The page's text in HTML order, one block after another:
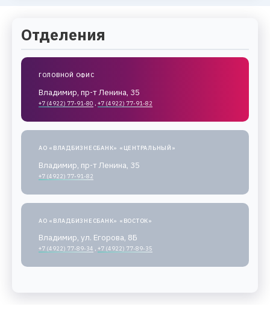
Отделения
ГОЛОВНОЙ ОФИС
Владимир, пр-т Ленина, 35
+7 (4922) 77-91-80 , +7 (4922) 77-91-82
АО «ВЛАДБИЗНЕСБАНК» «ЦЕНТРАЛЬНЫЙ»
Владимир, пр-т Ленина, 35
+7 (4922) 77-91-82
АО «ВЛАДБИЗНЕСБАНК» «ВОСТОК»
Владимир, ул. Егорова, 8Б
+7 (4922) 77-89-34 , +7 (4922) 77-89-35